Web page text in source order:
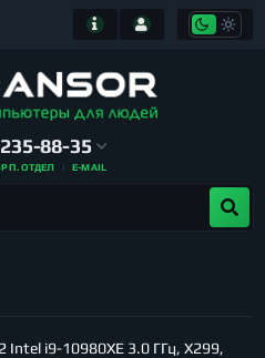
88-35
ОТДЕЛ E-MAIL
Intel i9-10980XE 3.0 ГГц, X299,